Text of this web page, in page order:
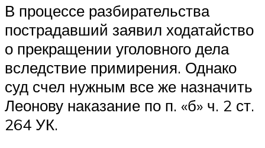
В процессе разбирательства
пострадавший заявил ходатайство
о прекращении уголовного дела
вследствие примирения. Однако
суд счел нужным все же назначить
Леонову наказание по п. «б» ч. 2 ст.
264 УК.